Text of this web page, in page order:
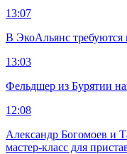
13:07
В ЭкоАльянс требуются
13:03
Фельдшер из Бурятии
12:08
Александр Богомоев и
мастер-класс для